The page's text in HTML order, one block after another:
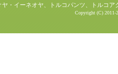
ーネオヤ、トルコパンツ、トルコアク
Copyright (C) 2011-